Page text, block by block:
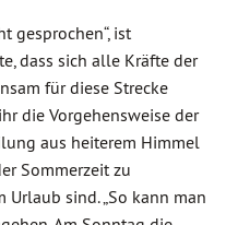
gesprochen“, ist
dass sich alle Kräfte der
für diese Strecke
die Vorgehensweise der
aus heiterem Himmel
Sommerzeit zu
sind. „So kann man